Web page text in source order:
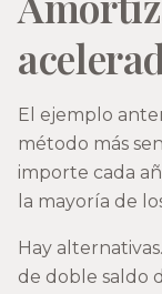
El ejemplo
método más
importe cada
la mayoría de
Hay
de doble saldo